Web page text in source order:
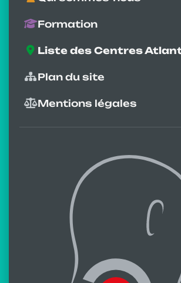
Formation
Liste des Centres
Plan du site
Mentions légales